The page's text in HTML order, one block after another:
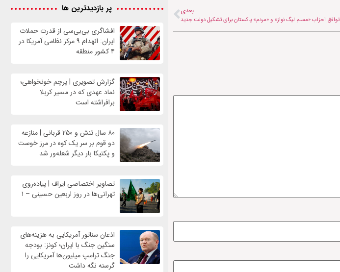
بعدی
توافق احزاب «مسلم لیگ نواز» و «مردم» پاکستان برای تشکیل دولت جدید
پر بازدیدترین ها
افشاگری بی‌بی‌سی از قدرت حملات
ایران: انهدام ۹ مرکز نظامی آمریکا در
۴ کشور منطقه
گزارش تصویری | پرچم خونخواهی؛
نماد عهدی که در مسیر کربلا
برافراشته است
۸۰ سال تنش و ۲۵۰ قربانی | منازعه
دو قوم بر سر یک کوه در مرز خوست
و پکتیکا بار دیگر شعله‌ور شد
تصاویر اختصاصی ایراف | پیاده‌روی
تهرانی‌ها در روز اربعین حسینی – ۱
اذعان سناتور آمریکایی به هزینه‌های
سنگین جنگ با ایران؛ کونز: بودجه
جنگ ترامپ میلیون‌ها آمریکایی را
گرسنه نگه داشت